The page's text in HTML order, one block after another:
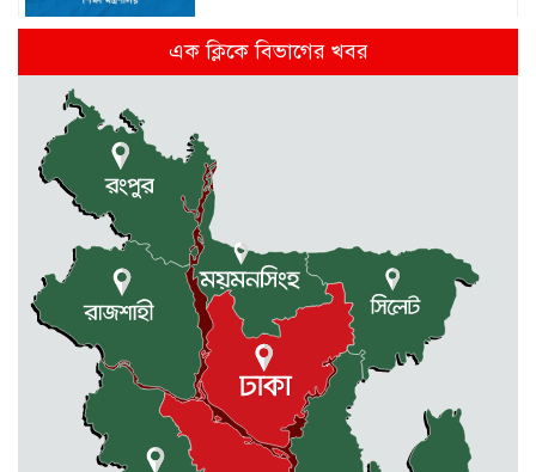
দুর্গাপুরে ক্ষুদে শিক্ষার্থীদের মাঝে গাছের
চারা বিতরণ
ঢাকাসহ যেসব অঞ্চলে বজ্রবৃষ্টির আভাস
কলমাকান্দা-নেত্রকোনা আঞ্চলিক সড়কে
৫ শতাধিক গাছের চারা রোপণ
মেলান্দহে ব্র্যাকের স্বাস্থ্য ক্যাম্প পরিদর্শনে
ইউএনও
এক ক্লিকে বিভাগের খবর